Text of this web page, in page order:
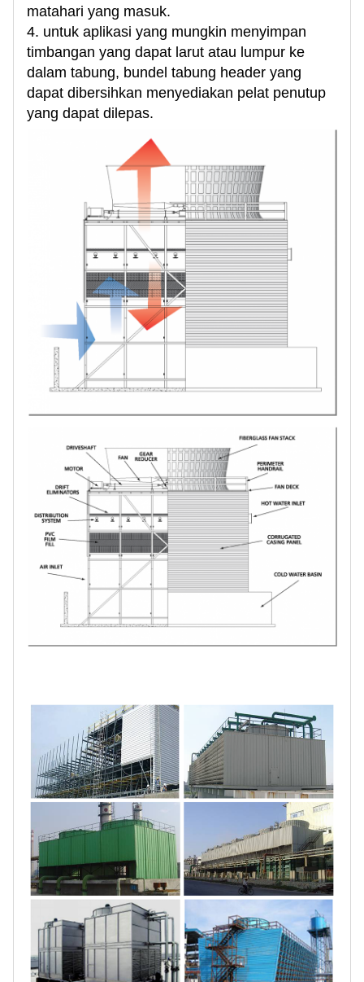
matahari yang masuk.
4. untuk aplikasi yang mungkin menyimpan
timbangan yang dapat larut atau lumpur ke
dalam tabung, bundel tabung header yang
dapat dibersihkan menyediakan pelat penutup
yang dapat dilepas.